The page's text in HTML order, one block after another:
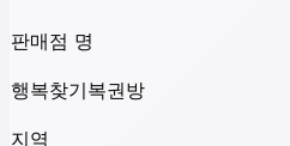
판매점 명
행복찾기복권방
지역